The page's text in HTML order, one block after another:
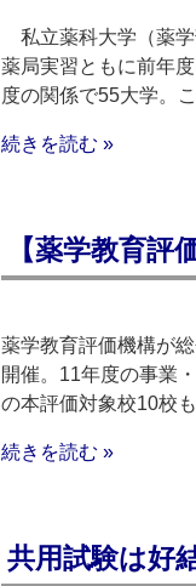
私立薬科大学（薬学
薬局実習ともに前年
度の関係で55大学。
続きを読む »
【薬学教育評
薬学教育評価機構が
開催。11年度の事業
の本評価対象校10校
続きを読む »
共用試験は好